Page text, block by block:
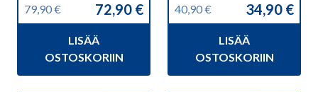
79,90€
Alkuperäinen
79,90 €.
72,90 €
Nykyinen
72,90 €.
LISÄÄ
OSTOSKORIIN
40,90€
Alkuperäinen
40,90 €.
34,90 €
Nykyinen
34,90 €.
LISÄÄ
OSTOSKORIIN